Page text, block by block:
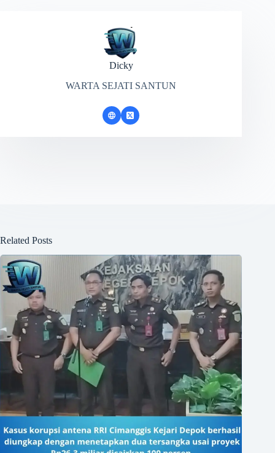
Dicky
WARTA SEJATI SANTUN
Related Posts